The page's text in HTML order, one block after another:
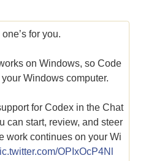
for you.
on Windows, so Code
Windows computer.
for Codex in the Chat
can start, review, and steer
work continues on your Wi
OPIxOcP4Nl